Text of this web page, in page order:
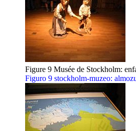
Figure 9 Musée de Stockholm:
Figuro 9 stockholm-muzeo: